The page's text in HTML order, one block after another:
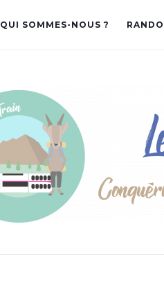
QUI SOMMES-NOUS ?